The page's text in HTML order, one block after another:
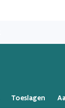
Toeslagen